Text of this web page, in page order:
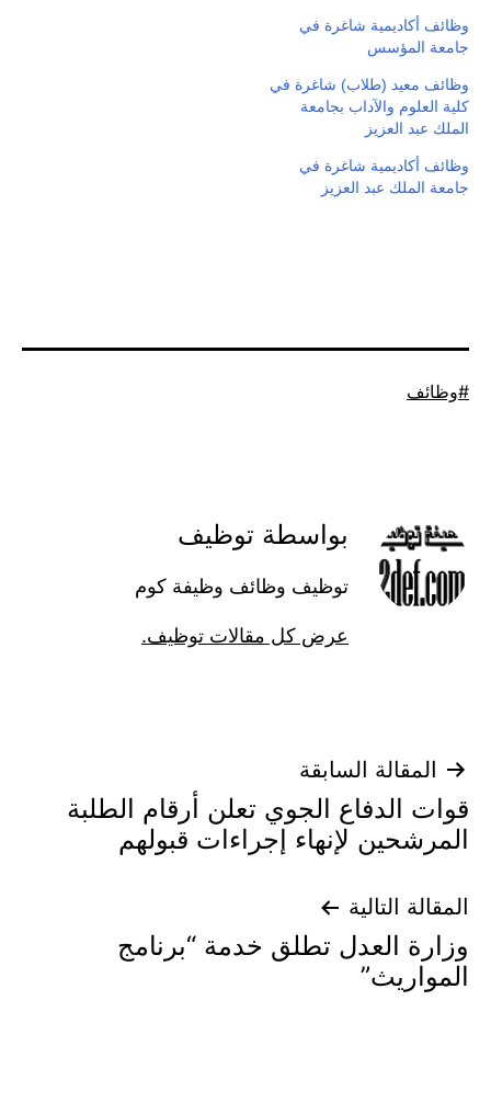
وظائف أكاديمية شاغرة في
جامعة المؤسس
وظائف معيد (طلاب) شاغرة في
كلية العلوم والآداب بجامعة
الملك عبد العزيز
وظائف أكاديمية شاغرة في
جامعة الملك عبد العزيز
موسوم
وظائف
بواسطة توظيف
توظيف وظائف وظيفة كوم
عرض كل مقالات توظيف.
تصفّح
المقالات
المقالة السابقة
قوات الدفاع الجوي تعلن أرقام الطلبة
المرشحين لإنهاء إجراءات قبولهم
المقالة التالية
وزارة العدل تطلق خدمة “برنامج
المواريث”